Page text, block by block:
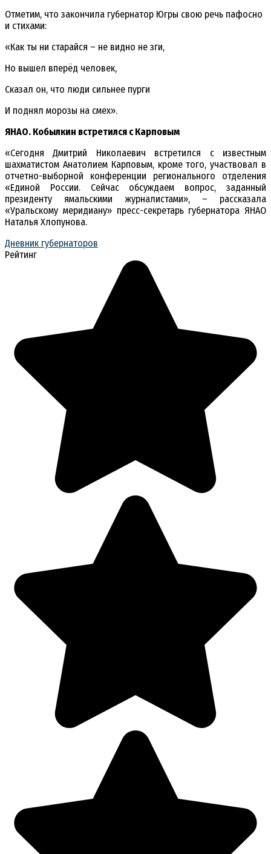
Отметим, что закончила губернатор Югры свою речь пафосно
и стихами:
«Как ты ни старайся – не видно не зги,
Но вышел вперёд человек,
Сказал он, что люди сильнее пурги
И поднял морозы на смех».
ЯНАО. Кобылкин встретился с Карповым
«Сегодня Дмитрий Николаевич встретился с известным
шахматистом Анатолием Карповым, кроме того, участвовал в
отчетно-выборной конференции регионального отделения
«Единой России. Сейчас обсуждаем вопрос, заданный
президенту ямальскими журналистами», – рассказала
«Уральскому меридиану» пресс-секретарь губернатора ЯНАО
Наталья Хлопунова.
Дневник губернаторов
Рейтинг